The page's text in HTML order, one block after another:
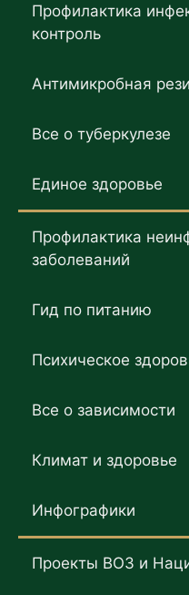
Профилактика
контроль
Антимикробная
Все о туберкулезе
Единое здоровье
Профилактика
заболеваний
Гид по питанию
Психическое
Все о зависимости
Климат и здоровье
Инфографики
Проекты ВОЗ и